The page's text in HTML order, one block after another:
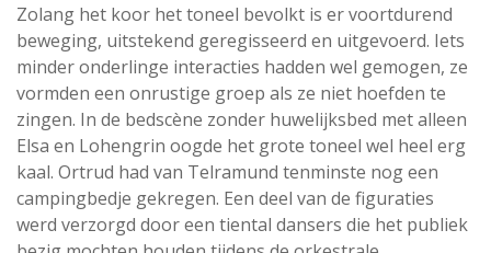
Zolang het koor het toneel bevolkt is er voortdurend
beweging, uitstekend geregisseerd en uitgevoerd. Iets
minder onderlinge interacties hadden wel gemogen, ze
vormden een onrustige groep als ze niet hoefden te
zingen. In de bedscène zonder huwelijksbed met alleen
Elsa en Lohengrin oogde het grote toneel wel heel erg
kaal. Ortrud had van Telramund tenminste nog een
campingbedje gekregen. Een deel van de figuraties
werd verzorgd door een tiental dansers die het publiek